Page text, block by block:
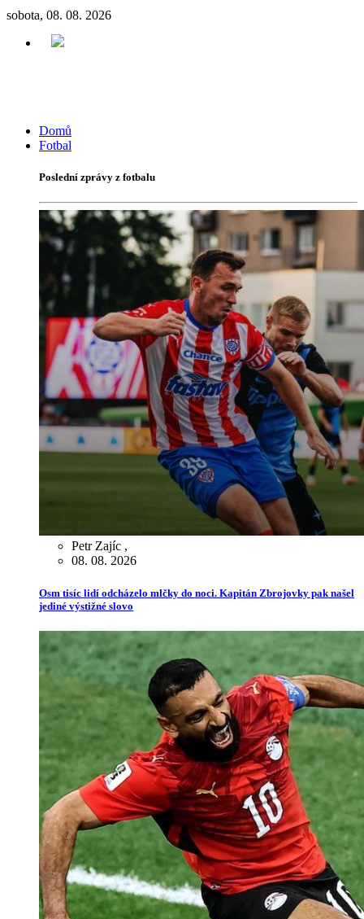
sobota, 08. 08. 2026
Domů
Fotbal
Poslední zprávy z fotbalu
Petr Zajíc ,
08. 08. 2026
Osm tisíc lidí odcházelo mlčky do noci. Kapitán Zbrojovky pak našel
jediné výstižné slovo